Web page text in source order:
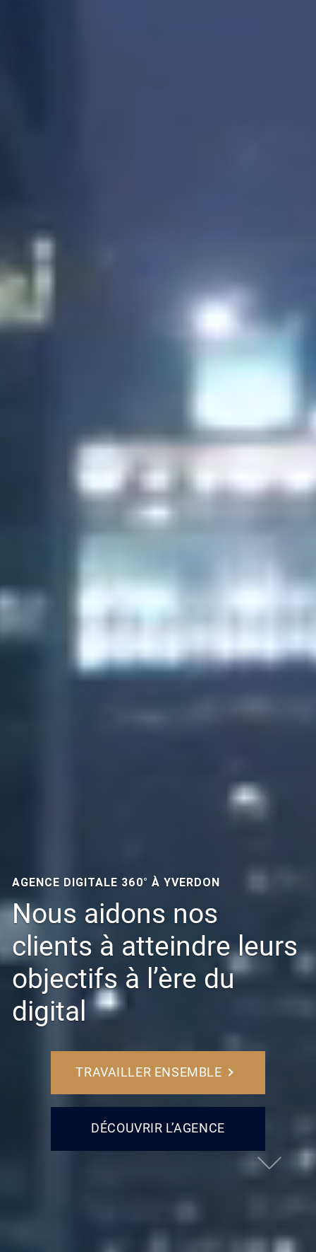
AGENCE DIGITALE 360° À YVERDON
Nous aidons nos
clients à atteindre leurs
objectifs à l’ère du
digital
DÉCOUVRIR L’AGENCE
TRAVAILLER ENSEMBLE